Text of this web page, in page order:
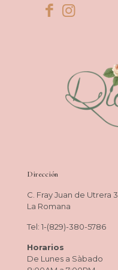
Dirección
C. Fray Juan de Utrera 3
La Romana
Tel: 1-(829)-380-5786
Horarios
De Lunes a Sàbado